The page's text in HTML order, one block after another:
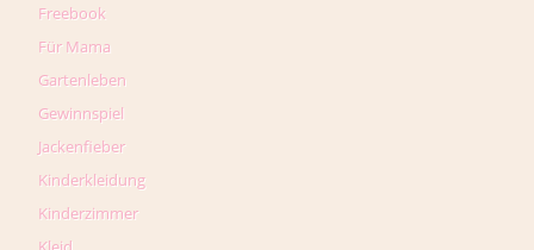
Freebook
Für Mama
Gartenleben
Gewinnspiel
Jackenfieber
Kinderkleidung
Kinderzimmer